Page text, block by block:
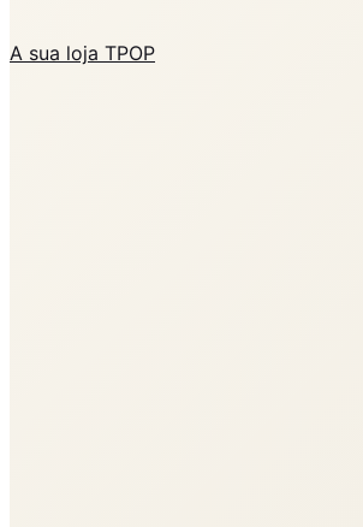
A sua loja TPOP